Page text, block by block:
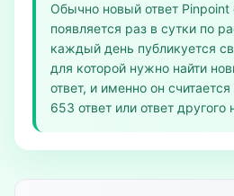
Обычно новый ответ Pinpoint
появляется раз в сутки по
каждый день публикуется
для которой нужно найти
ответ, и именно он
653 ответ или ответ другого